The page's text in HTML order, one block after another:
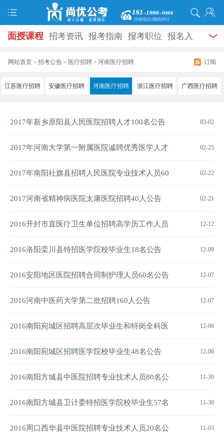
面授课程 招考资讯 报考指南 报考职位 报名入
口 打准考证 成绩查询 面试公告 辅导
考试题库 模拟试题
服务信息
网站首页 > 招考公告> 医疗招聘> 河南医疗招聘 订阅
江苏医疗招聘 安徽医疗招聘 河南医疗招聘 浙江医疗招聘 广西医疗招聘
2017年新乡原阳县人民医院招聘人才100名公告 03-02
2017年河南大学第一附属医院诚聘优秀医学人才
100名公告
02-25
2017年南阳社旗县招聘人民医院专业技术人员60
名公告
02-22
2017河南省精神病医院太康医院招聘40人公告 02-21
2016开封市直医疗卫生单位招聘高学历工作人员
131名：第二批
12-12
2016洛阳栾川县特招医学院校毕业生18名公告 12-09
2016安阳地区医院招聘合同制护理人员60名公告 12-07
2016河南中医药大学第二批招聘160人公告 12-07
2016南阳宛城区招聘高层次毕业生和特岗全科医
生9名公告
12-06
2016南阳宛城区招聘医学院校毕业生48名公告 12-06
2016南阳方城县中医院招聘专业技术人员80名公
告
11-30
2016南阳方城县卫计委特招医学院校毕业生57名
公告
11-30
2016周口西华县中医院招聘专业技术人员20名公 11-03